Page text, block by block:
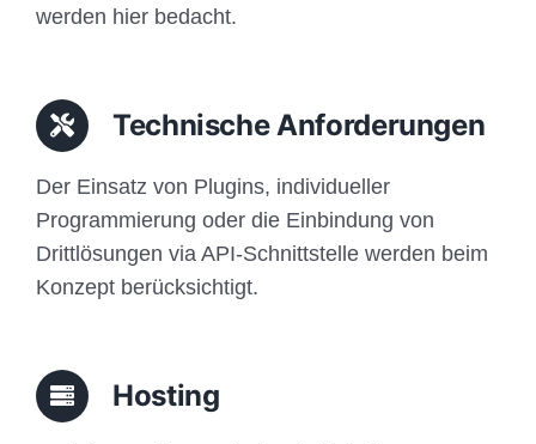
werden hier bedacht.
Technische Anforderungen
Der Einsatz von Plugins, individueller
Programmierung oder die Einbindung von
Drittlösungen via API-Schnittstelle werden beim
Konzept berücksichtigt.
Hosting